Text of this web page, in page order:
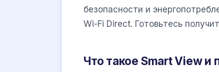
безопасности и
Wi-Fi Direct. Готовьтесь
Что такое Smart View